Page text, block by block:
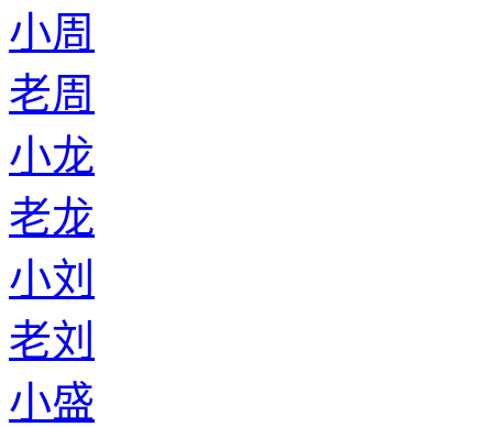
小周
老周
小龙
老龙
小刘
老刘
小盛